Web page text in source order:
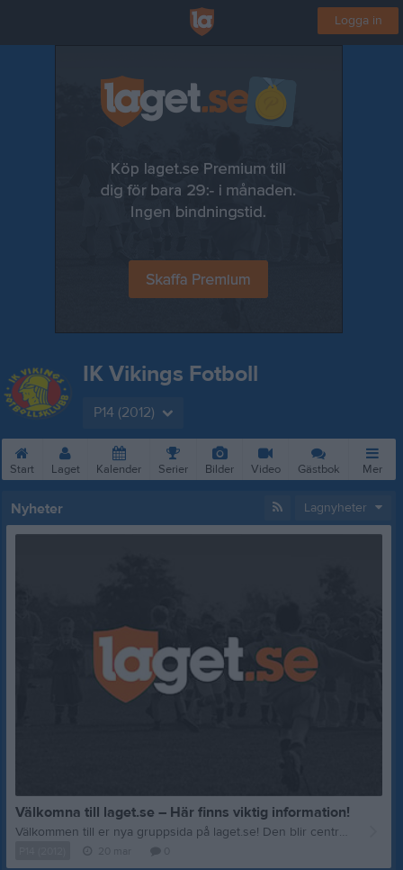
Logga in
IK Vikings Fotboll
P14 (2012)
Start Laget Kalender Serier Bilder Video Gästbok Mer
Nyheter Lagnyheter
Välkomna till laget.se – Här finns viktig information!
Välkommen till er nya gruppsida på laget.se! Den blir central i all kommunikation mellan aktiva, ledare, föräldrar och andra intresserade. För att komma igång direkt med en bra kommunikation i och omkring gruppen finns ett antal viktiga punkter för sidans administratör: • Logga in och lägga till alla aktiva och ledare under Medlemmar. • Fylla på kalendern med alla inplanerade aktiviteter. Matcher läggs till via Serier medan träningar och andra aktiviteter läggs till via Aktiviteter. • Skriv nyheter löpande och berätta om verksamheten. I takt med att nya nyheter läggs till kommer den här nyhetstexten att försvinna. Om någon i gruppen har frågor om laget.se är man alltid välkommen att kontakta vår support på support@laget.se eller 019-15 44 00. Varmt välkomna till laget.se!